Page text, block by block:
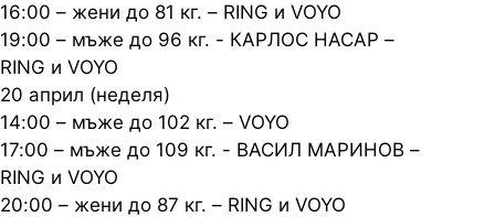
16:00 – жени до 81 кг. – RING и VOYO
19:00 – мъже до 96 кг. - КАРЛОС НАСАР –
RING и VOYO
20 април (неделя)
14:00 – мъже до 102 кг. – VOYO
17:00 – мъже до 109 кг. - ВАСИЛ МАРИНОВ –
RING и VOYO
20:00 – жени до 87 кг. – RING и VOYO